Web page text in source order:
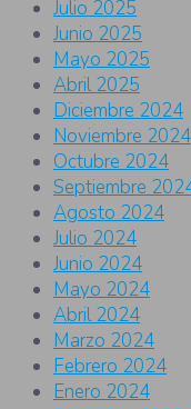
Julio 2025
Junio 2025
Mayo 2025
Abril 2025
Diciembre 2024
Noviembre 2024
Octubre 2024
Septiembre
Agosto 2024
Julio 2024
Junio 2024
Mayo 2024
Abril 2024
Marzo 2024
Febrero 2024
Enero 2024